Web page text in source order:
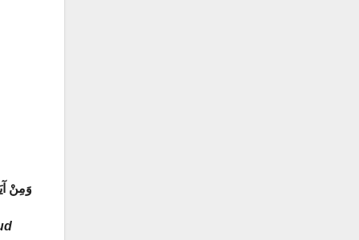
وَمِنْ